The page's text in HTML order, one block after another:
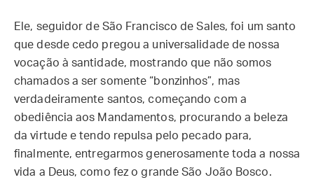
Ele, seguidor de São Francisco de Sales, foi um santo
que desde cedo pregou a universalidade de nossa
vocação à santidade, mostrando que não somos
chamados a ser somente “bonzinhos”, mas
verdadeiramente santos, começando com a
obediência aos Mandamentos, procurando a beleza
da virtude e tendo repulsa pelo pecado para,
finalmente, entregarmos generosamente toda a nossa
vida a Deus, como fez o grande São João Bosco.